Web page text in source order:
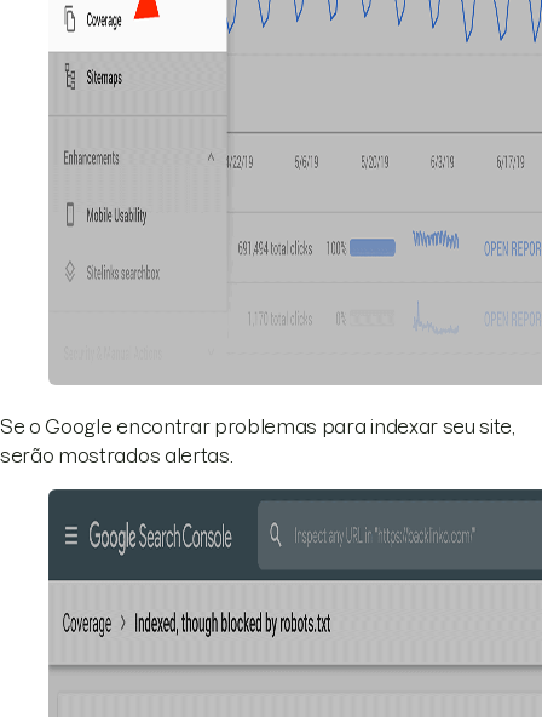
Se o Google encontrar problemas para indexar seu site,
serão mostrados alertas.